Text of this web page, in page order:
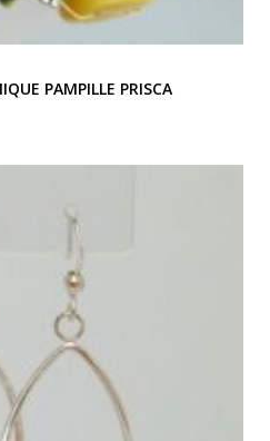
PAMPILLE PRISCA